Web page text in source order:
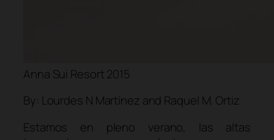
Anna Sui Resort 2015
By: Lourdes N Martínez and Raquel M. Ortiz
Estamos en pleno verano, las altas